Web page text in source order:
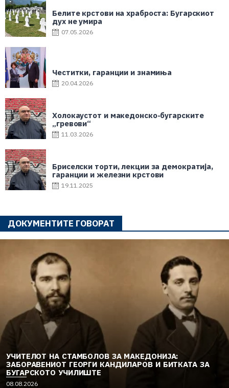
Белите крстови на храброста: Бугарскиот
дух не умира
07.05.2026
Честитки, гаранции и знамиња
20.04.2026
Холокаустот и македонско-бугарските
„гревови“
11.03.2026
Бриселски торти, лекции за демократија,
гаранции и железни крстови
19.11.2025
ДОКУМЕНТИТЕ ГОВОРАТ
УЧИТЕЛОТ НА СТАМБОЛОВ ЗА МАКЕДОНИЈА:
ЗАБОРАВЕНИОТ ГЕОРГИ КАНДИЛАРОВ И БИТКАТА ЗА
БУГАРСКОТО УЧИЛИШТЕ
08.08.2026